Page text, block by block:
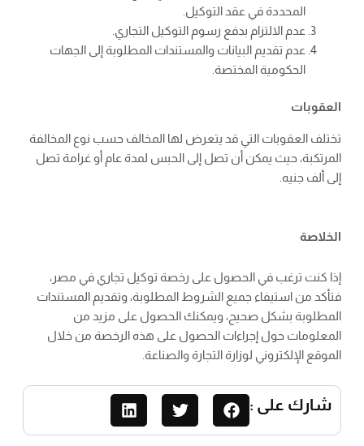
المحددة في عقد التوكيل.
عدم الالتزام بدفع رسوم التوكيل التجاري.
عدم تقديم البيانات والمستندات المطلوبة إلى الجهات
الحكومية المختصة.
العقوبات
تختلف العقوبات التي قد يتعرض لها المخالف حسب نوع المخالفة
المرتكبة، حيث يمكن أن تصل إلى الحبس لمدة عام أو غرامة تصل
إلى ألف جنيه.
الخلاصة
إذا كنت ترغب في الحصول على رخصة توكيل تجاري في مصر،
فتأكد من استيفاء جميع الشروط المطلوبة، وتقديم المستندات
المطلوبة بشكل صحيح، ويمكنك الحصول على مزيد من
المعلومات حول إجراءات الحصول على هذه الرخصة من خلال
الموقع الإلكتروني لوزارة التجارة والصناعة.
شارك على :